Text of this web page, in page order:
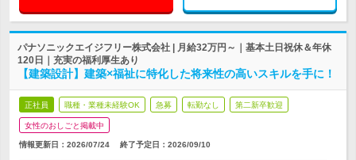
パナソニックエイジフリー株式会社 | 月給32万円～｜基本土日祝休＆年休
120日｜充実の福利厚生あり
【建築設計】建築×福祉に特化した将来性の高いスキルを手に！
正社員 職種・業種未経験OK 急募 転勤なし 第二新卒歓迎
女性のおしごと掲載中
情報更新日：2026/07/24 終了予定日： 2026/09/10